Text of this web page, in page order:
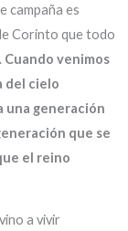
campaña es
Corinto que todo
Cuando venimos
del cielo
una generación
que se
el reino
a vivir